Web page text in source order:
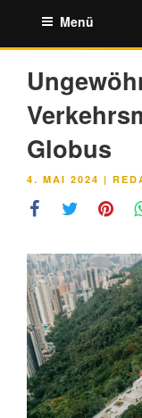
springen
Menü
Globus
VERÖFFENTLICHT
4. MAI 2024 |